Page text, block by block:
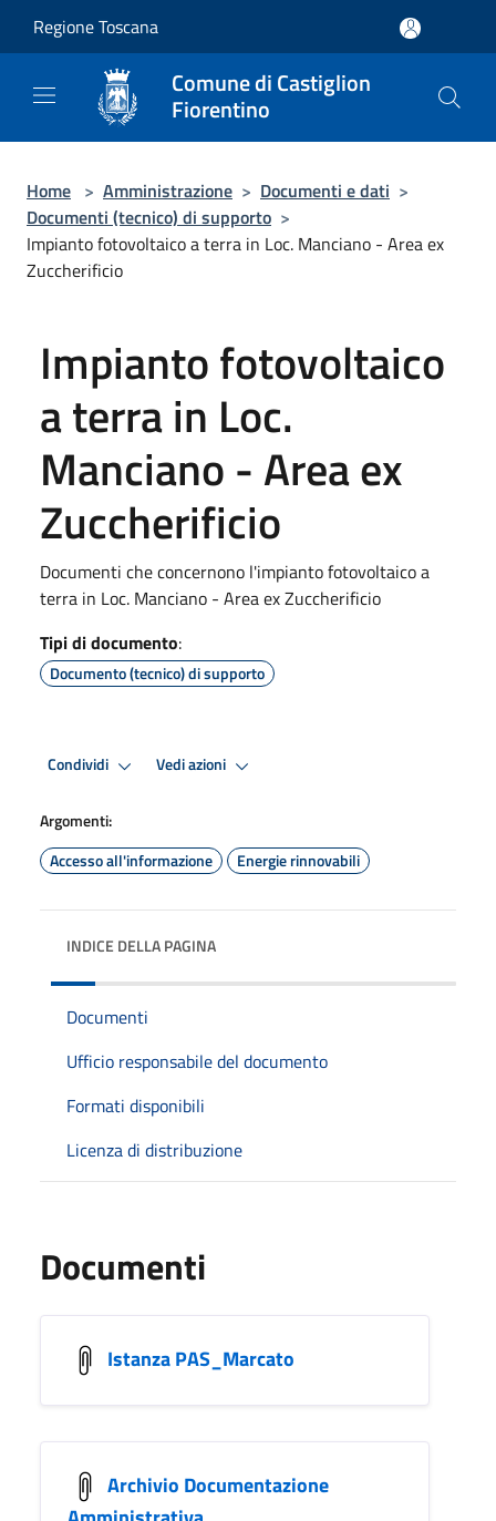
Regione Toscana
Comune di Castiglion
Fiorentino
Home > Amministrazione > Documenti e dati >
Documenti (tecnico) di supporto >
Impianto fotovoltaico a terra in Loc. Manciano - Area ex
Zuccherificio
Impianto fotovoltaico
a terra in Loc.
Manciano - Area ex
Zuccherificio
Documenti che concernono l'impianto fotovoltaico a
terra in Loc. Manciano - Area ex Zuccherificio
Tipi di documento:
Documento (tecnico) di supporto
Condividi Vedi azioni
Argomenti:
Accesso all'informazione
Energie rinnovabili
INDICE DELLA PAGINA
Documenti
Ufficio responsabile del documento
Formati disponibili
Licenza di distribuzione
Documenti
Istanza PAS_Marcato
Archivio Documentazione